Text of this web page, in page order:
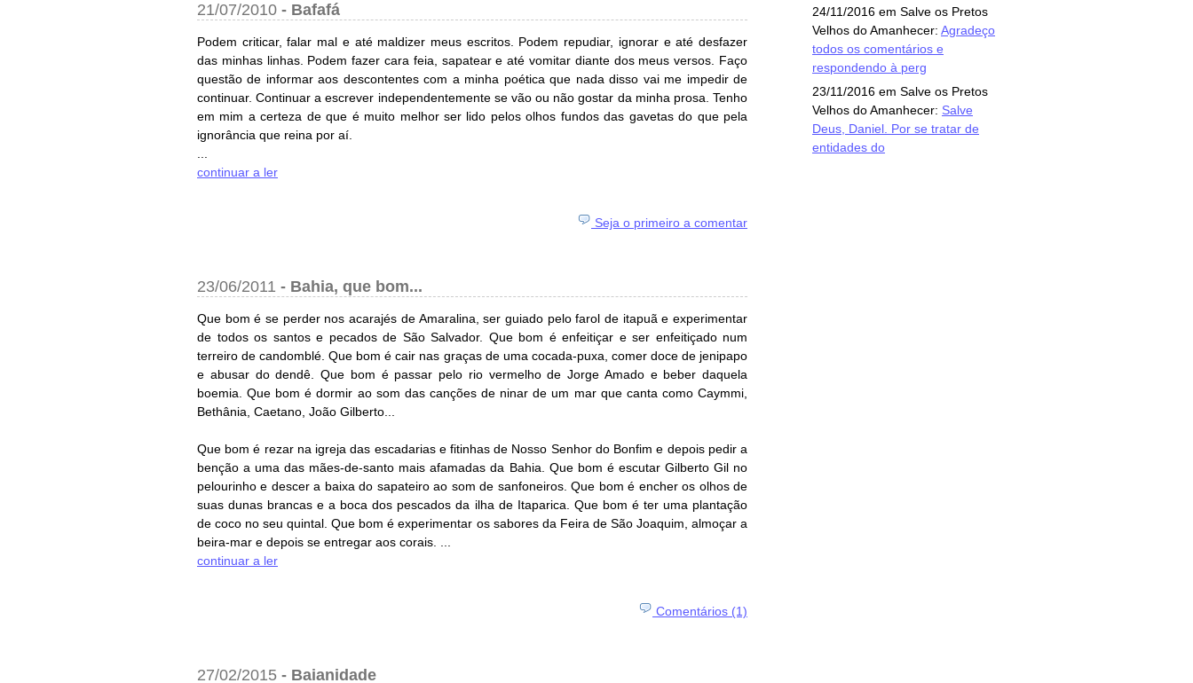
21/07/2010 - Bafafá
Podem criticar, falar mal e até maldizer meus escritos. Podem repudiar, ignorar e até desfazer
das minhas linhas. Podem fazer cara feia, sapatear e até vomitar diante dos meus versos. Faço
questão de informar aos descontentes com a minha poética que nada disso vai me impedir de
continuar. Continuar a escrever independentemente se vão ou não gostar da minha prosa. Tenho
em mim a certeza de que é muito melhor ser lido pelos olhos fundos das gavetas do que pela
ignorância que reina por aí.
continuar a ler
Seja o primeiro a comentar
23/06/2011 - Bahia, que bom...
Que bom é se perder nos acarajés de Amaralina, ser guiado pelo farol de itapuã e experimentar
de todos os santos e pecados de São Salvador. Que bom é enfeitiçar e ser enfeitiçado num
terreiro de candomblé. Que bom é cair nas graças de uma cocada-puxa, comer doce de jenipapo
e abusar do dendê. Que bom é passar pelo rio vermelho de Jorge Amado e beber daquela
boemia. Que bom é dormir ao som das canções de ninar de um mar que canta como Caymmi,
Bethânia, Caetano, João Gilberto...
Que bom é rezar na igreja das escadarias e fitinhas de Nosso Senhor do Bonfim e depois pedir a
benção a uma das mães-de-santo mais afamadas da Bahia. Que bom é escutar Gilberto Gil no
pelourinho e descer a baixa do sapateiro ao som de sanfoneiros. Que bom é encher os olhos de
suas dunas brancas e a boca dos pescados da ilha de Itaparica. Que bom é ter uma plantação
de coco no seu quintal. Que bom é experimentar os sabores da Feira de São Joaquim, almoçar a
beira-mar e depois se entregar aos corais. ...
continuar a ler
Comentários (1)
27/02/2015 - Baianidade
24/11/2016 em Salve os Pretos
Velhos do Amanhecer: Agradeço
todos os comentários e
respondendo à perg
23/11/2016 em Salve os Pretos
Velhos do Amanhecer: Salve
Deus, Daniel. Por se tratar de
entidades do